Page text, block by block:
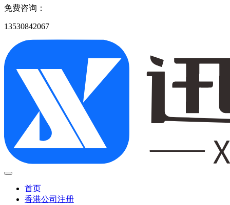
免费咨询：
13530842067
首页
香港公司注册